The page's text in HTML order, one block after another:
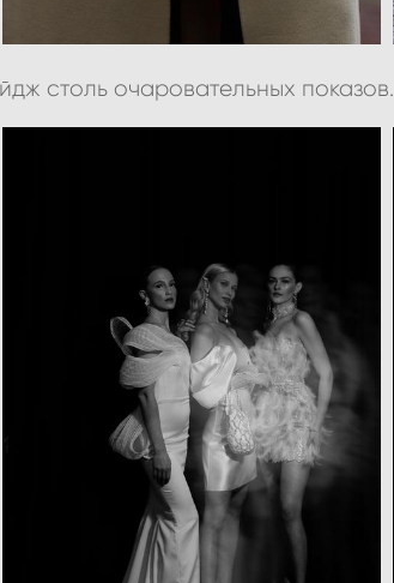
столь очаровательных показов.